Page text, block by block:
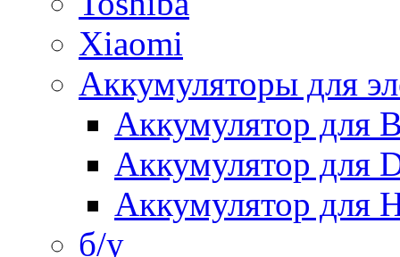
Xiaomi
Аккумуляторы для
Аккумулятор для
Аккумулятор для
Аккумулятор для
б/у